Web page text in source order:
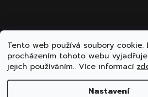
Tento web používá soubory cookie.
procházením tohoto webu
jejich používáním.. Více informací
Nastavení
Přijímáme online platby